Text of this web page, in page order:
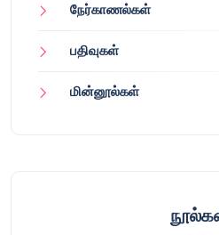
நேர்காணல்கள்
பதிவுகள்
மின்னூல்கள்